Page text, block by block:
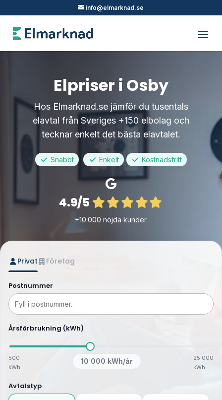
info@elmarknad.se
Elpriser i Osby
Hos Elmarknad.se jämför du tusentals
elavtal från Sveriges +150 elbolag och
tecknar enkelt det bästa elavtalet.
Snabbt Enkelt Kostnadsfritt
4.9/5
+10.000 nöjda kunder
Privat Företag
Postnummer
Årsförbrukning (kWh)
500
kWh
10 000 kWh/år
25 000
kWh
Avtalstyp